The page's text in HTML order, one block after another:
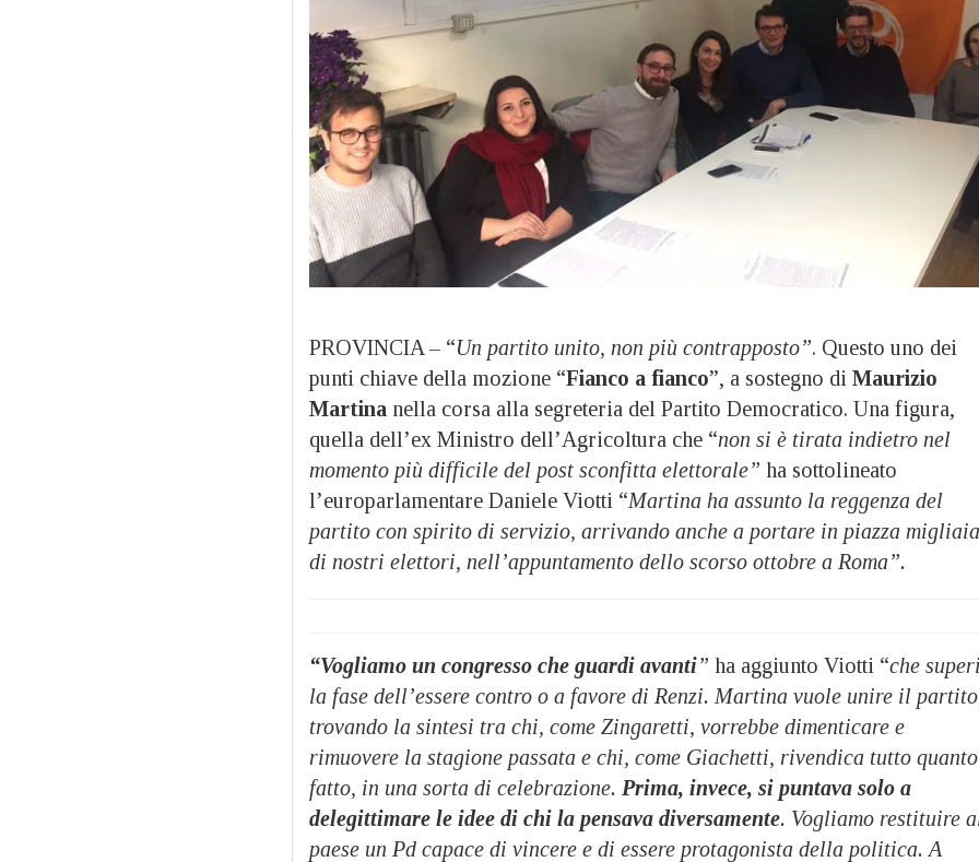
PROVINCIA – “Un partito unito, non più contrapposto”. Questo uno dei
punti chiave della mozione “Fianco a fianco”, a sostegno di Maurizio
Martina nella corsa alla segreteria del Partito Democratico. Una figura,
quella dell’ex Ministro dell’Agricoltura che “non si è tirata indietro nel
momento più difficile del post sconfitta elettorale” ha sottolineato
l’europarlamentare Daniele Viotti “Martina ha assunto la reggenza del
partito con spirito di servizio, arrivando anche a portare in piazza migliaia
di nostri elettori, nell’appuntamento dello scorso ottobre a Roma”.
“Vogliamo un congresso che guardi avanti” ha aggiunto Viotti “che
la fase dell’essere contro o a favore di Renzi. Martina vuole unire il
trovando la sintesi tra chi, come Zingaretti, vorrebbe dimenticare e
rimuovere la stagione passata e chi, come Giachetti, rivendica tutto quanto
fatto, in una sorta di celebrazione. Prima, invece, si puntava solo a
delegittimare le idee di chi la pensava diversamente. Vogliamo restituire
paese un Pd capace di vincere e di essere protagonista della politica. A